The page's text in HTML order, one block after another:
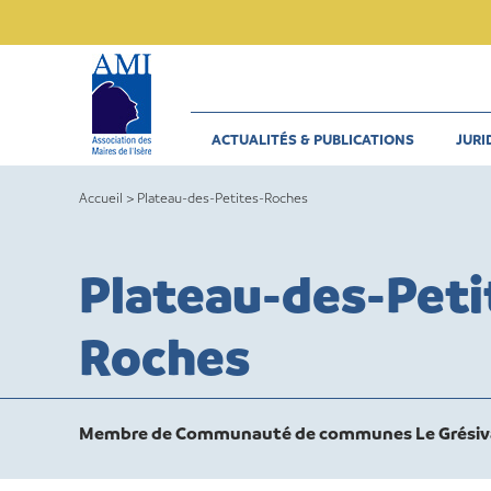
ACTUALITÉS & PUBLICATIONS
Accueil > Plateau-des-Petites-Roches
Plateau-des-
Roches
Membre de Communauté de communes Le